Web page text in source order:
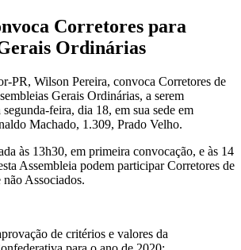
Corretores para
Ordinárias
PR, Wilson Pereira, convoca Corretores de
Gerais Ordinárias, a serem
feira, dia 18, em sua sede em
Machado, 1.309, Prado Velho.
às 13h30, em primeira convocação, e às 14
Assembleia podem participar Corretores de
não Associados.
de critérios e valores da